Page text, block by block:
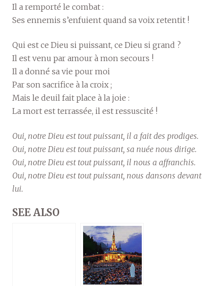
Il a remporté le combat :
Ses ennemis s’enfuient quand sa voix retentit !
Qui est ce Dieu si puissant, ce Dieu si grand ?
Il est venu par amour à mon secours !
Il a donné sa vie pour moi
Par son sacrifice à la croix ;
Mais le deuil fait place à la joie :
La mort est terrassée, il est ressuscité !
Oui, notre Dieu est tout puissant, il a fait des prodiges.
Oui, notre Dieu est tout puissant, sa nuée nous dirige.
Oui, notre Dieu est tout puissant, il nous a affranchis.
Oui, notre Dieu est tout puissant, nous dansons devant
lui.
SEE ALSO